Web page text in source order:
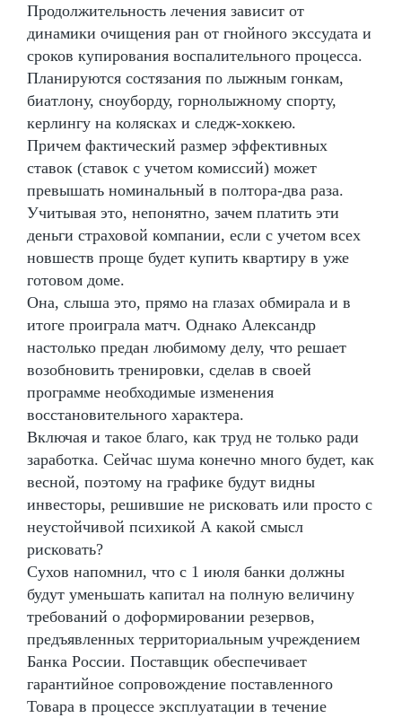
Продолжительность лечения зависит от
динамики очищения ран от гнойного экссудата и
сроков купирования воспалительного процесса.
Планируются состязания по лыжным гонкам,
биатлону, сноуборду, горнолыжному спорту,
керлингу на колясках и следж-хоккею.
Причем фактический размер эффективных
ставок (ставок с учетом комиссий) может
превышать номинальный в полтора-два раза.
Учитывая это, непонятно, зачем платить эти
деньги страховой компании, если с учетом всех
новшеств проще будет купить квартиру в уже
готовом доме.
Она, слыша это, прямо на глазах обмирала и в
итоге проиграла матч. Однако Александр
настолько предан любимому делу, что решает
возобновить тренировки, сделав в своей
программе необходимые изменения
восстановительного характера.
Включая и такое благо, как труд не только ради
заработка. Сейчас шума конечно много будет, как
весной, поэтому на графике будут видны
инвесторы, решившие не рисковать или просто с
неустойчивой психикой А какой смысл
рисковать?
Сухов напомнил, что с 1 июля банки должны
будут уменьшать капитал на полную величину
требований о доформировании резервов,
предъявленных территориальным учреждением
Банка России. Поставщик обеспечивает
гарантийное сопровождение поставленного
Товара в процессе эксплуатации в течение